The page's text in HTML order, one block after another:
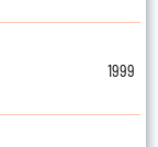
1999